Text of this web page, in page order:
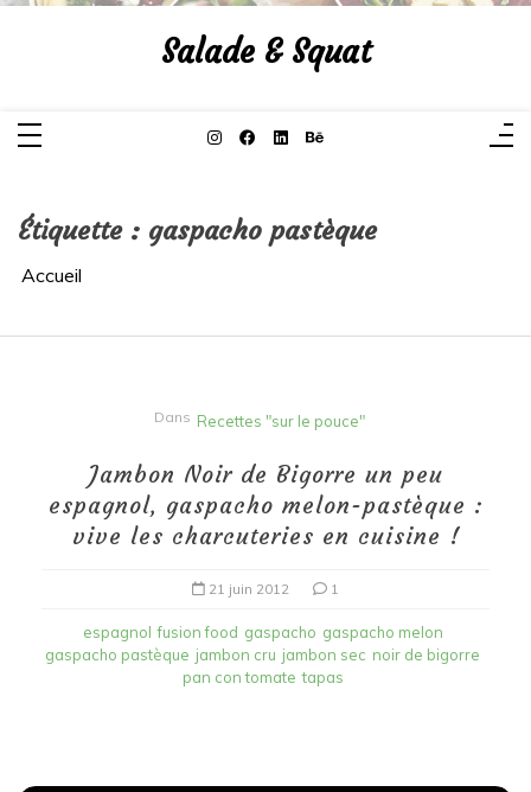
Aller
Salade & Squat
Étiquette : gaspacho pastèque
Accueil
Dans Recettes "sur le pouce"
Jambon Noir de Bigorre un peu
espagnol, gaspacho melon-pastèque :
vive les charcuteries en cuisine !
21 juin 2012 1
espagnol fusion food gaspacho gaspacho melon
gaspacho pastèque jambon cru jambon sec noir de bigorre
pan con tomate tapas